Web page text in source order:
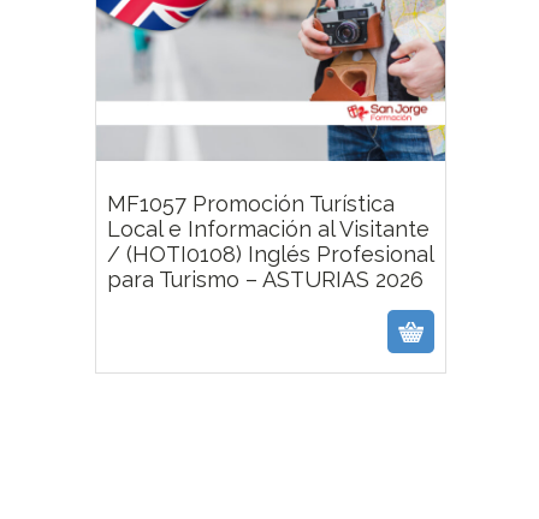
MF1057 Promoción Turística
Local e Información al Visitante
/ (HOTI0108) Inglés Profesional
para Turismo – ASTURIAS 2026